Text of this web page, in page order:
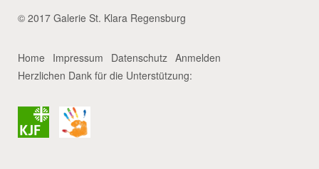
© 2017 Galerie St. Klara Regensburg
Home Impressum Datenschutz Anmelden
Herzlichen Dank für die Unterstützung: